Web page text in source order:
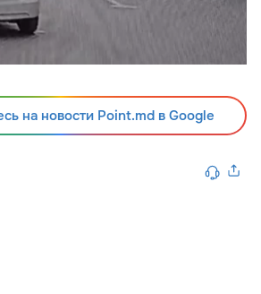
на новости Point.md в Google